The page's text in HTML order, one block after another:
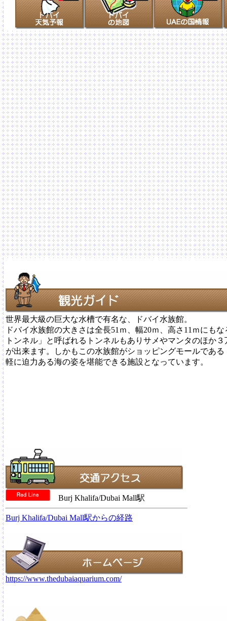
世界最大級の巨大な水槽で有名な、ドバイ水族館。
ドバイ水族館の大きさは全長51ｍ、幅20ｍ、高さ11ｍにも
トンネル」と呼ばれるトンネルもありサメやマンタのほか
が出来ます。しかもこの水族館がショッピングモールであ
軽に迫力ある海の姿を堪能できる施設となっています。
Burj Khalifa/Dubai Mall駅
Burj Khalifa/Dubai Mall駅からの経路
https://www.thedubaiaquarium.com/